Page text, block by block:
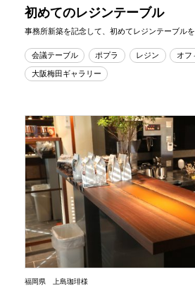
初めてのレジンテーブル
事務所新築を記念して、初めてレジンテーブル
会議テーブル ポプラ レジン
オフ
大阪梅田ギャラリー
福岡県 上島珈琲様